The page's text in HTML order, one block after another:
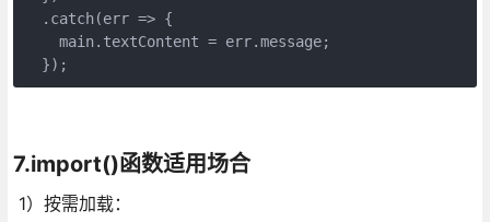
  .catch(err => {
    main.textContent = err.message;
  });
7.import()函数适用场合
1）按需加载：